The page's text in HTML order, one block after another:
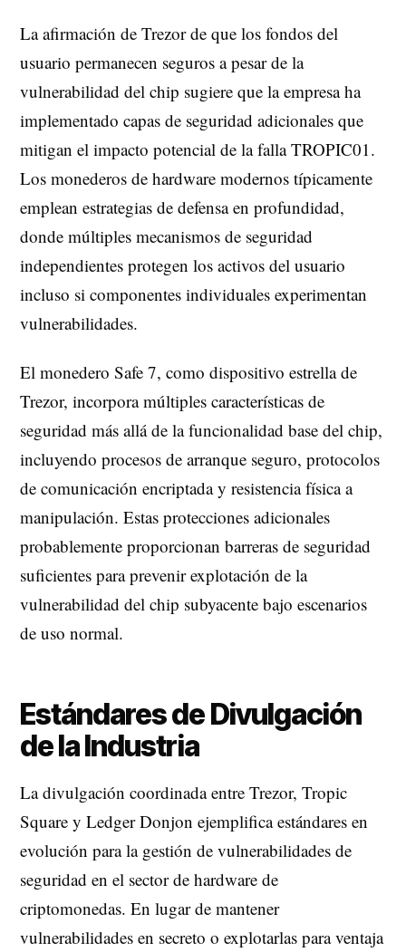
La afirmación de Trezor de que los fondos del
usuario permanecen seguros a pesar de la
vulnerabilidad del chip sugiere que la empresa ha
implementado capas de seguridad adicionales que
mitigan el impacto potencial de la falla TROPIC01.
Los monederos de hardware modernos típicamente
emplean estrategias de defensa en profundidad,
donde múltiples mecanismos de seguridad
independientes protegen los activos del usuario
incluso si componentes individuales experimentan
vulnerabilidades.
El monedero Safe 7, como dispositivo estrella de
Trezor, incorpora múltiples características de
seguridad más allá de la funcionalidad base del chip,
incluyendo procesos de arranque seguro, protocolos
de comunicación encriptada y resistencia física a
manipulación. Estas protecciones adicionales
probablemente proporcionan barreras de seguridad
suficientes para prevenir explotación de la
vulnerabilidad del chip subyacente bajo escenarios
de uso normal.
Estándares de Divulgación
de la Industria
La divulgación coordinada entre Trezor, Tropic
Square y Ledger Donjon ejemplifica estándares en
evolución para la gestión de vulnerabilidades de
seguridad en el sector de hardware de
criptomonedas. En lugar de mantener
vulnerabilidades en secreto o explotarlas para ventaja